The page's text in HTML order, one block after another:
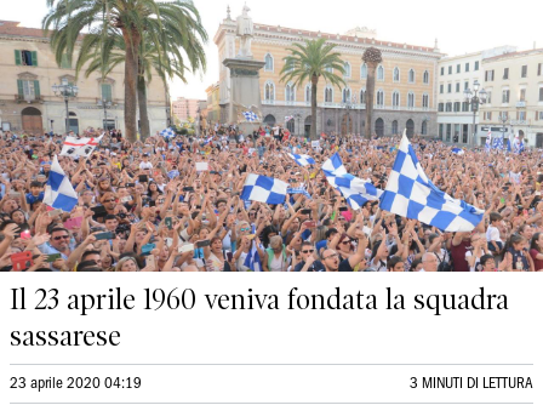
Il 23 aprile 1960 veniva fondata la squadra
sassarese
23 aprile 2020 04:19 3 MINUTI DI LETTURA